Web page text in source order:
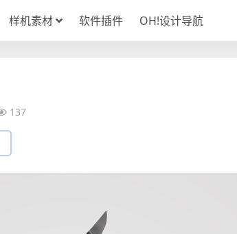
样机素材 软件插件 OH!设计导航
137